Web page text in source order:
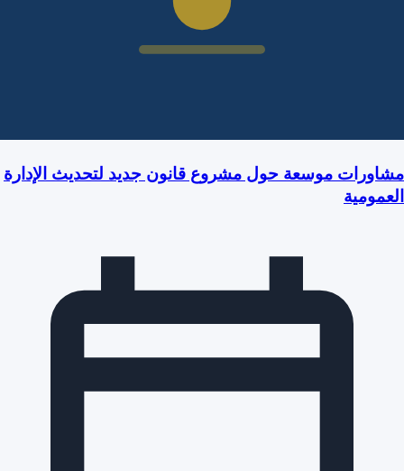
مشاورات موسعة حول مشروع قانون جديد لتحديث الإدارة
العمومية